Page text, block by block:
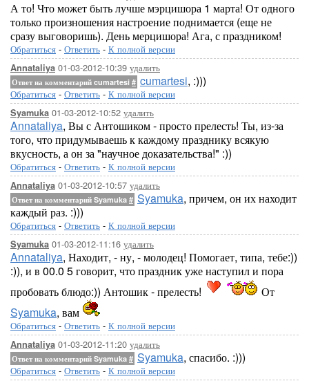
А то! Что может быть лучше мэрцишора 1 марта! От одного
только произношения настроение поднимается (еще не
сразу выговоришь). День мерцишора! Ага, с праздником!
Обратиться - Ответить - К полной версии
Annataliya 01-03-2012-10:39 удалить
Ответ на комментарий cumartesi # cumartesi, :)))
Обратиться - Ответить - К полной версии
Syamuka 01-03-2012-10:52 удалить
Annataliya, Вы с Антошиком - просто прелесть! Ты, из-за
того, что придумываешь к каждому празднику всякую
вкусность, а он за "научное доказательства!" :))
Обратиться - Ответить - К полной версии
Annataliya 01-03-2012-10:57 удалить
Ответ на комментарий Syamuka # Syamuka, причем, он их находит
каждый раз. :)))
Обратиться - Ответить - К полной версии
Syamuka 01-03-2012-11:16 удалить
Annataliya, Находит, - ну, - молодец! Помогает, типа, тебе:))
:)), и в 00.0 5 говорит, что праздник уже наступил и пора
пробовать блюдо:)) Антошик - прелесть!
От
Syamuka, вам
Обратиться - Ответить - К полной версии
Annataliya 01-03-2012-11:20 удалить
Ответ на комментарий Syamuka # Syamuka, спасибо. :)))
Обратиться - Ответить - К полной версии